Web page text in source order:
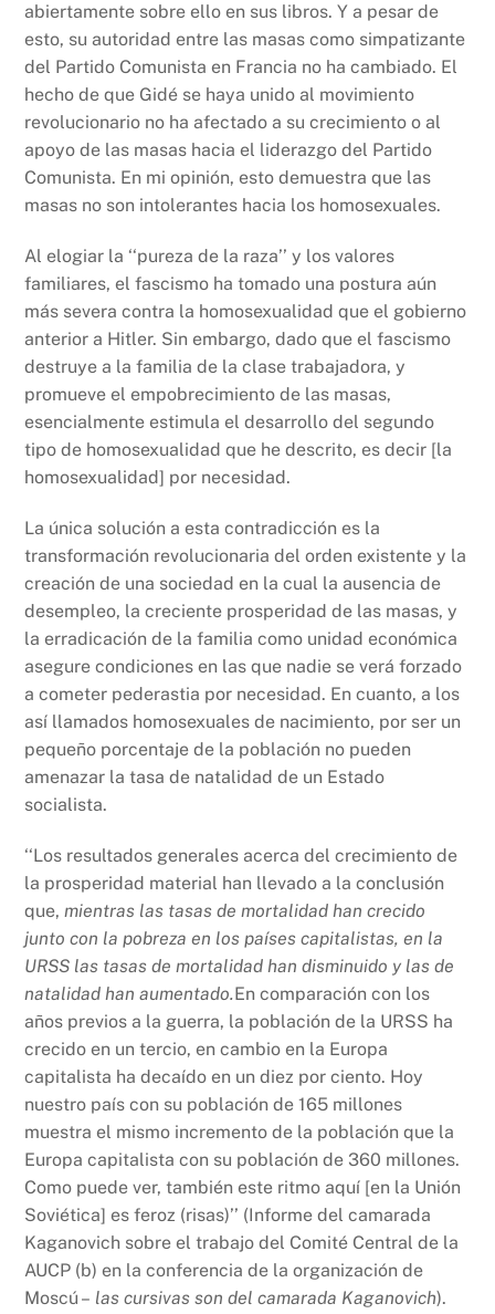
abiertamente sobre ello en sus libros. Y a pesar de
esto, su autoridad entre las masas como simpatizante
del Partido Comunista en Francia no ha cambiado. El
hecho de que Gidé se haya unido al movimiento
revolucionario no ha afectado a su crecimiento o al
apoyo de las masas hacia el liderazgo del Partido
Comunista. En mi opinión, esto demuestra que las
masas no son intolerantes hacia los homosexuales.
Al elogiar la ‘‘pureza de la raza’’ y los valores
familiares, el fascismo ha tomado una postura aún
más severa contra la homosexualidad que el gobierno
anterior a Hitler. Sin embargo, dado que el fascismo
destruye a la familia de la clase trabajadora, y
promueve el empobrecimiento de las masas,
esencialmente estimula el desarrollo del segundo
tipo de homosexualidad que he descrito, es decir [la
homosexualidad] por necesidad.
La única solución a esta contradicción es la
transformación revolucionaria del orden existente y la
creación de una sociedad en la cual la ausencia de
desempleo, la creciente prosperidad de las masas, y
la erradicación de la familia como unidad económica
asegure condiciones en las que nadie se verá forzado
a cometer pederastia por necesidad. En cuanto, a los
así llamados homosexuales de nacimiento, por ser un
pequeño porcentaje de la población no pueden
amenazar la tasa de natalidad de un Estado
socialista.
‘‘Los resultados generales acerca del crecimiento de
la prosperidad material han llevado a la conclusión
que, mientras las tasas de mortalidad han crecido
junto con la pobreza en los países capitalistas, en la
URSS las tasas de mortalidad han disminuido y las de
natalidad han aumentado.En comparación con los
años previos a la guerra, la población de la URSS ha
crecido en un tercio, en cambio en la Europa
capitalista ha decaído en un diez por ciento. Hoy
nuestro país con su población de 165 millones
muestra el mismo incremento de la población que la
Europa capitalista con su población de 360 millones.
Como puede ver, también este ritmo aquí [en la Unión
Soviética] es feroz (risas)’’ (Informe del camarada
Kaganovich sobre el trabajo del Comité Central de la
AUCP (b) en la conferencia de la organización de
Moscú – las cursivas son del camarada Kaganovich).